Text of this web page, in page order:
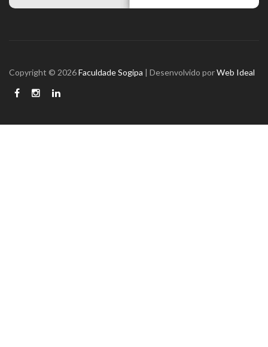
Copyright © 2026Faculdade Sogipa | Desenvolvido porWeb Ideal